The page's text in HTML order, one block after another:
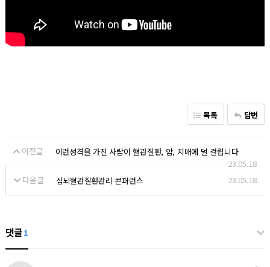
목록 답변
이전글
이런성격을 가진 사람이 혈관질환, 암, 치매에 덜 걸립니다
23.05.18
다음글
심뇌혈관질환관리 콘퍼런스 23.05.18
댓글1